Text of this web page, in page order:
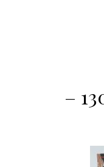
כה עשו חכמינו ב' – 130 –